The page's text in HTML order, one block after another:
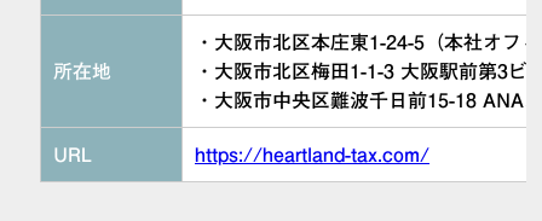
所在地
・大阪市北区本庄東1-24-5（本社オフ
・大阪市北区梅田1-1-3 大阪駅前第3ビ
・大阪市中央区難波千日前15-18 ANA
URL https://heartland-tax.com/